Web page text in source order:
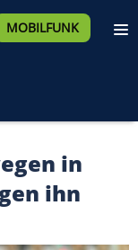
MOBILFUNK
in
ihn